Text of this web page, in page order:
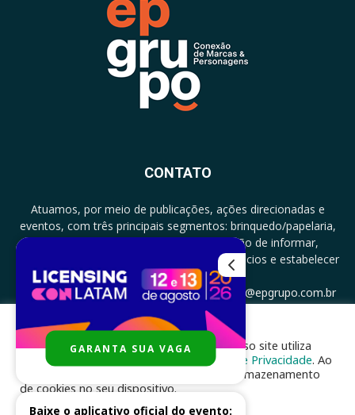
CONTATO
Atuamos, por meio de publicações, ações direcionadas e
eventos, com três principais segmentos: brinquedo/papelaria,
licenciamento e zero a três com a missão de informar,
documentar, proporcionar encontro de negócios e estabelecer
parcerias.
CONTATO: +5511994513097 - atendimento@epgrupo.com.br
SIGA-NOS
Para melhor experiência e navegação, nosso site utiliza
cookies, de acordo com a nossa
Política de Privacidade. Ao
clicar em “aceito”, você concorda com o armazenamento
de cookies no seu dispositivo.
GARANTA SUA VAGA
Baixe o aplicativo oficial do evento: